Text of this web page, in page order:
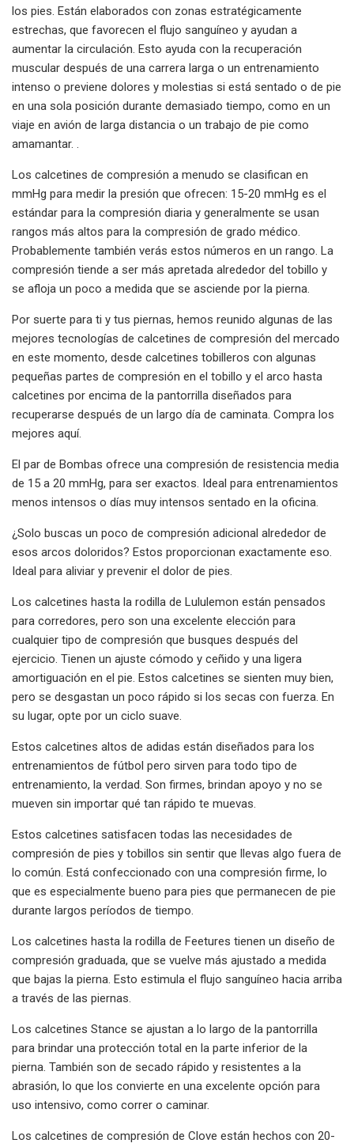
los pies. Están elaborados con zonas estratégicamente
estrechas, que favorecen el flujo sanguíneo y ayudan a
aumentar la circulación. Esto ayuda con la recuperación
muscular después de una carrera larga o un entrenamiento
intenso o previene dolores y molestias si está sentado o de pie
en una sola posición durante demasiado tiempo, como en un
viaje en avión de larga distancia o un trabajo de pie como
amamantar. .
Los calcetines de compresión a menudo se clasifican en
mmHg para medir la presión que ofrecen: 15-20 mmHg es el
estándar para la compresión diaria y generalmente se usan
rangos más altos para la compresión de grado médico.
Probablemente también verás estos números en un rango. La
compresión tiende a ser más apretada alrededor del tobillo y
se afloja un poco a medida que se asciende por la pierna.
Por suerte para ti y tus piernas, hemos reunido algunas de las
mejores tecnologías de calcetines de compresión del mercado
en este momento, desde calcetines tobilleros con algunas
pequeñas partes de compresión en el tobillo y el arco hasta
calcetines por encima de la pantorrilla diseñados para
recuperarse después de un largo día de caminata. Compra los
mejores aquí.
El par de Bombas ofrece una compresión de resistencia media
de 15 a 20 mmHg, para ser exactos. Ideal para entrenamientos
menos intensos o días muy intensos sentado en la oficina.
¿Solo buscas un poco de compresión adicional alrededor de
esos arcos doloridos? Estos proporcionan exactamente eso.
Ideal para aliviar y prevenir el dolor de pies.
Los calcetines hasta la rodilla de Lululemon están pensados ​​
para corredores, pero son una excelente elección para
cualquier tipo de compresión que busques después del
ejercicio. Tienen un ajuste cómodo y ceñido y una ligera
amortiguación en el pie. Estos calcetines se sienten muy bien,
pero se desgastan un poco rápido si los secas con fuerza. En
su lugar, opte por un ciclo suave.
Estos calcetines altos de adidas están diseñados para los
entrenamientos de fútbol pero sirven para todo tipo de
entrenamiento, la verdad. Son firmes, brindan apoyo y no se
mueven sin importar qué tan rápido te muevas.
Estos calcetines satisfacen todas las necesidades de
compresión de pies y tobillos sin sentir que llevas algo fuera de
lo común. Está confeccionado con una compresión firme, lo
que es especialmente bueno para pies que permanecen de pie
durante largos períodos de tiempo.
Los calcetines hasta la rodilla de Feetures tienen un diseño de
compresión graduada, que se vuelve más ajustado a medida
que bajas la pierna. Esto estimula el flujo sanguíneo hacia arriba
a través de las piernas.
Los calcetines Stance se ajustan a lo largo de la pantorrilla
para brindar una protección total en la parte inferior de la
pierna. También son de secado rápido y resistentes a la
abrasión, lo que los convierte en una excelente opción para
uso intensivo, como correr o caminar.
Los calcetines de compresión de Clove están hechos con 20-